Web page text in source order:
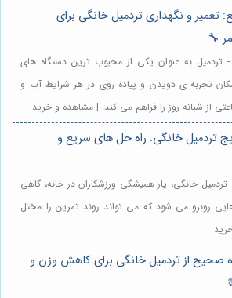
تعمیر و نگهداری تردمیل خانگی برای
🔧
- تردمیل به عنوان یکی از محبوب ترین دستگاه های
تجربه ی دویدن و پیاده روی در هر شرایط آب و
از شبانه روز را فراهم می کند. | مشاهده و خرید
تردمیل خانگی: راه حل های سریع و
تردمیل خانگی، یار همیشگی ورزشکاران در خانه، گاهی
روبرو می شود که می تواند روند تمرین را مختل
صحیح از تردمیل خانگی برای کاهش وزن و